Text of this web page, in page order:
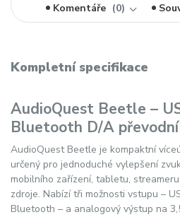
Komentáře
0
Kompletní specifikace
AudioQuest Beetle –
Bluetooth D/A
AudioQuest Beetle je kompaktní
určený pro jednoduché vylepšení
mobilního zařízení, tabletu,
zdroje. Nabízí tři možnosti vstupu –
Bluetooth – a analogový výstup na